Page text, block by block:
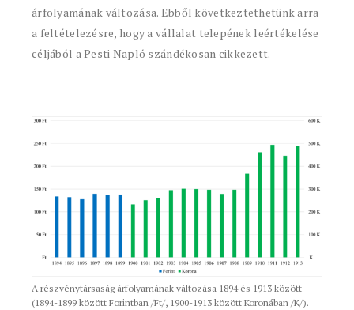
árfolyamának változása. Ebből következtethetünk arra
a feltételezésre, hogy a vállalat telepének leértékelése
céljából a Pesti Napló szándékosan cikkezett.
A részvénytársaság árfolyamának változása 1894 és 1913 között
(1894-1899 között Forintban /Ft/, 1900-1913 között Koronában /K/).